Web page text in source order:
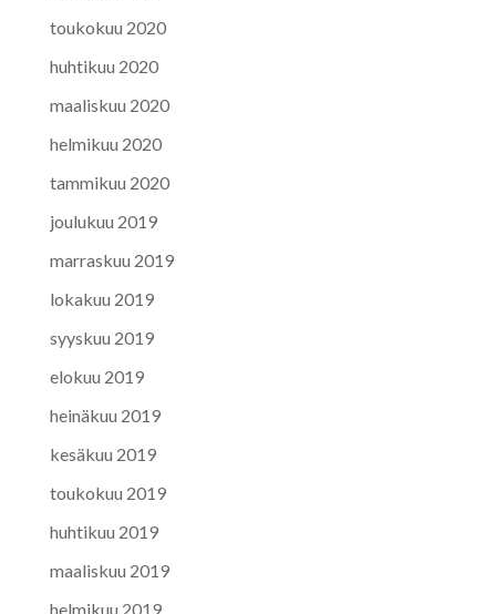
toukokuu 2020
huhtikuu 2020
maaliskuu 2020
helmikuu 2020
tammikuu 2020
joulukuu 2019
marraskuu 2019
lokakuu 2019
syyskuu 2019
elokuu 2019
heinäkuu 2019
kesäkuu 2019
toukokuu 2019
huhtikuu 2019
maaliskuu 2019
helmikuu 2019